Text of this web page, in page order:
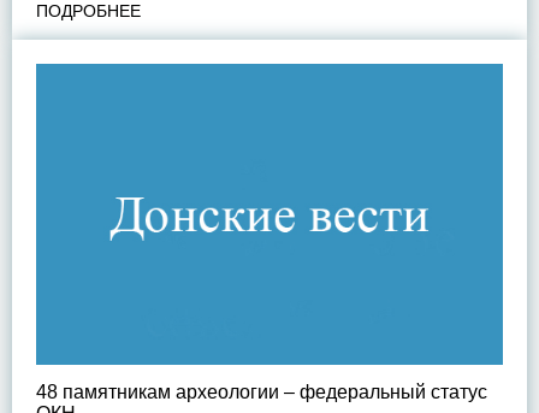
ПОДРОБНЕЕ
48 памятникам археологии – федеральный статус